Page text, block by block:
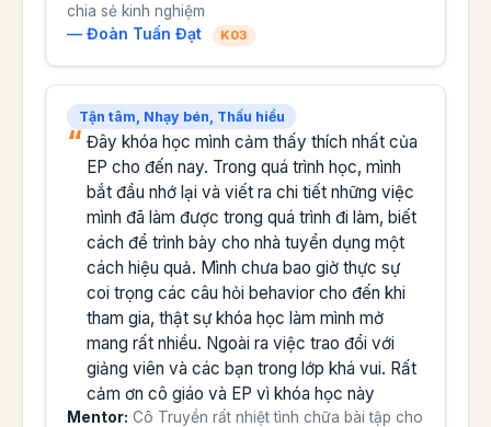
chia sẻ kinh nghiệm
— Đoàn Tuấn Đạt K03
Tận tâm, Nhạy bén, Thấu hiểu
Đây khóa học mình cảm thấy thích nhất của
EP cho đến nay. Trong quá trình học, mình
bắt đầu nhớ lại và viết ra chi tiết những việc
mình đã làm được trong quá trình đi làm, biết
cách để trình bày cho nhà tuyển dụng một
cách hiệu quả. Mình chưa bao giờ thực sự
coi trọng các câu hỏi behavior cho đến khi
tham gia, thật sự khóa học làm mình mở
mang rất nhiều. Ngoài ra việc trao đổi với
giảng viên và các bạn trong lớp khá vui. Rất
cảm ơn cô giáo và EP vì khóa học này
Mentor: Cô Truyền rất nhiệt tình chữa bài tập cho